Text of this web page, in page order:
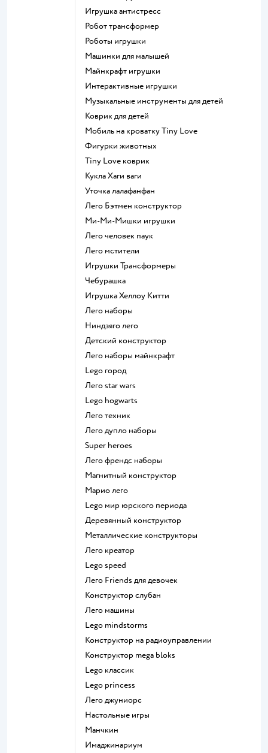
Игрушка антистресс
Робот трансформер
Роботы игрушки
Машинки для малышей
Майнкрафт игрушки
Интерактивные игрушки
Музыкальные инструменты для детей
Коврик для детей
Мобиль на кроватку Tiny Love
Фигурки животных
Tiny Love коврик
Кукла Хаги ваги
Уточка лалафанфан
Лего Бэтмен конструктор
Ми-Ми-Мишки игрушки
Лего человек паук
Лего мстители
Игрушки Трансформеры
Чебурашка
Игрушка Хеллоу Китти
Лего наборы
Ниндзяго лего
Детский конструктор
Лего наборы майнкрафт
Lego город
Лего star wars
Lego hogwarts
Лего техник
Лего дупло наборы
Super heroes
Лего френдс наборы
Магнитный конструктор
Марио лего
Lego мир юрского периода
Деревянный конструктор
Металлические конструкторы
Лего креатор
Lego speed
Лего Friends для девочек
Конструктор слубан
Лего машины
Lego mindstorms
Конструктор на радиоуправлении
Конструктор mega bloks
Lego классик
Lego princess
Лего джуниорс
Настольные игры
Манчкин
Имаджинариум